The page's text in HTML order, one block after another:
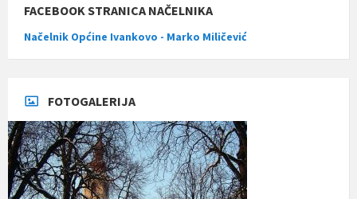
FACEBOOK STRANICA NAČELNIKA
Načelnik Općine Ivankovo - Marko Miličević
FOTOGALERIJA